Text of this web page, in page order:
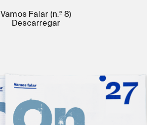
Vamos Falar (n.º 8)
Descarregar